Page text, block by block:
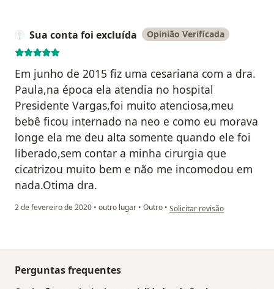
Sua conta foi excluída Opinião Verificada
Em junho de 2015 fiz uma cesariana com a dra.
Paula,na época ela atendia no hospital
Presidente Vargas,foi muito atenciosa,meu
bebê ficou internado na neo e como eu morava
longe ela me deu alta somente quando ele foi
liberado,sem contar a minha cirurgia que
cicatrizou muito bem e não me incomodou em
nada.Otima dra.
2 de fevereiro de 2020 • outro lugar • Outro • na opinião do utilizador Sua
Solicitar revisão
Perguntas frequentes